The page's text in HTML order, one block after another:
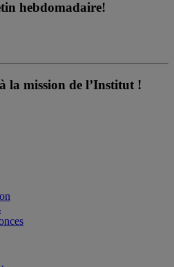
hebdomadaire!
la mission de l’Institut !